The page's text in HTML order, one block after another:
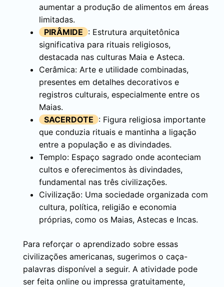
aumentar a produção de alimentos em áreas
limitadas.
PIRÂMIDE : Estrutura arquitetônica
significativa para rituais religiosos,
destacada nas culturas Maia e Asteca.
Cerâmica: Arte e utilidade combinadas,
presentes em detalhes decorativos e
registros culturais, especialmente entre os
Maias.
SACERDOTE : Figura religiosa importante
que conduzia rituais e mantinha a ligação
entre a população e as divindades.
Templo: Espaço sagrado onde aconteciam
cultos e oferecimentos às divindades,
fundamental nas três civilizações.
Civilização: Uma sociedade organizada com
cultura, política, religião e economia
próprias, como os Maias, Astecas e Incas.
Para reforçar o aprendizado sobre essas
civilizações americanas, sugerimos o caça-
palavras disponível a seguir. A atividade pode
ser feita online ou impressa gratuitamente,